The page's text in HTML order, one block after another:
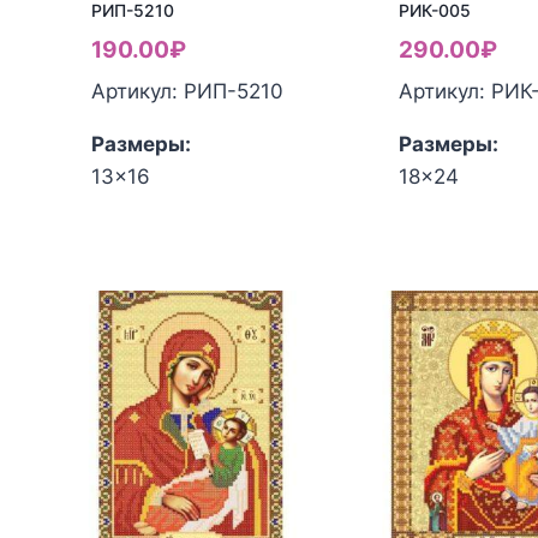
РИП-5210
190.00₽
Артикул: РИП-5210
для
вышивания
бисером
Маричка
Икона
БМ
"Остробрамская
Размеры:
13x16
РИК-005
290.00₽
Артикул:
для
вышивания
бисером
Маричка
Икона
БМ
"
Размеры:
18x24